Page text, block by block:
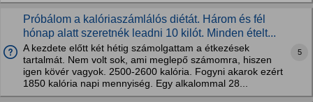
Próbálom a kalóriaszámlálós diétát. Három és fél
hónap alatt szeretnék leadni 10 kilót. Minden ételt...
A kezdete előtt két hétig számolgattam a étkezések
tartalmát. Nem volt sok, ami meglepő számomra, hiszen
igen kövér vagyok. 2500-2600 kalória. Fogyni akarok ezért
1850 kalória napi mennyiség. Egy alkalommal 28...
5